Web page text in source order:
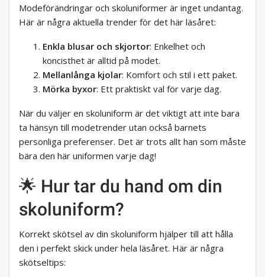
Modeförändringar och skoluniformer är inget undantag.
Här är några aktuella trender för det här läsåret:
Enkla blusar och skjortor: Enkelhet och
koncisthet är alltid på modet.
Mellanlånga kjolar: Komfort och stil i ett paket.
Mörka byxor: Ett praktiskt val för varje dag.
När du väljer en skoluniform är det viktigt att inte bara
ta hänsyn till modetrender utan också barnets
personliga preferenser. Det är trots allt han som måste
bära den här uniformen varje dag!
🌟 Hur tar du hand om din
skoluniform?
Korrekt skötsel av din skoluniform hjälper till att hålla
den i perfekt skick under hela läsåret. Här är några
skötseltips: